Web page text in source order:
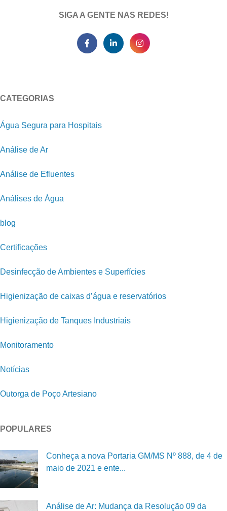
SIGA A GENTE NAS REDES!
CATEGORIAS
Água Segura para Hospitais
Análise de Ar
Análise de Efluentes
Análises de Água
blog
Certificações
Desinfecção de Ambientes e Superfícies
Higienização de caixas d’água e reservatórios
Higienização de Tanques Industriais
Monitoramento
Notícias
Outorga de Poço Artesiano
POPULARES
Conheça a nova Portaria GM/MS Nº 888, de 4 de
maio de 2021 e ente...
Análise de Ar: Mudança da Resolução 09 da